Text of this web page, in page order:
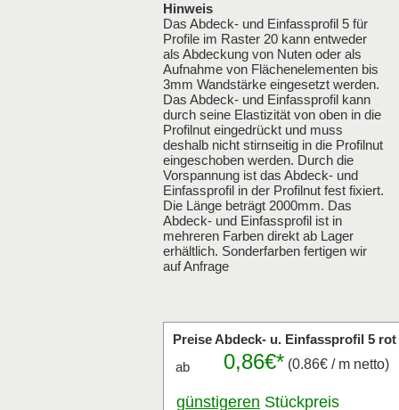
Hinweis
Das Abdeck- und Einfassprofil 5 für
Profile im Raster 20 kann entweder
als Abdeckung von Nuten oder als
Aufnahme von Flächenelementen bis
3mm Wandstärke eingesetzt werden.
Das Abdeck- und Einfassprofil kann
durch seine Elastizität von oben in die
Profilnut eingedrückt und muss
deshalb nicht stirnseitig in die Profilnut
eingeschoben werden. Durch die
Vorspannung ist das Abdeck- und
Einfassprofil in der Profilnut fest fixiert.
Die Länge beträgt 2000mm. Das
Abdeck- und Einfassprofil ist in
mehreren Farben direkt ab Lager
erhältlich. Sonderfarben fertigen wir
auf Anfrage
Preise Abdeck- u. Einfassprofil 5 rot
ab 0,86€* (0.86€ / m netto)
günstigeren Stückpreis